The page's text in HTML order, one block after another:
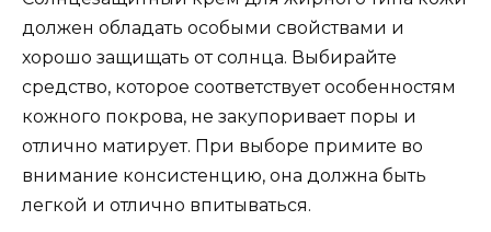
должен обладать особыми свойствами и
хорошо защищать от солнца. Выбирайте
средство, которое соответствует особенностям
кожного покрова, не закупоривает поры и
отлично матирует. При выборе примите во
внимание консистенцию, она должна быть
легкой и отлично впитываться.